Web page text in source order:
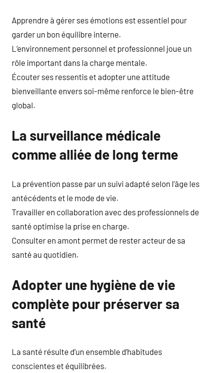
Apprendre à gérer ses émotions est essentiel pour
garder un bon équilibre interne.
L’environnement personnel et professionnel joue un
rôle important dans la charge mentale.
Écouter ses ressentis et adopter une attitude
bienveillante envers soi-même renforce le bien-être
global.
La surveillance médicale
comme alliée de long terme
La prévention passe par un suivi adapté selon l’âge les
antécédents et le mode de vie.
Travailler en collaboration avec des professionnels de
santé optimise la prise en charge.
Consulter en amont permet de rester acteur de sa
santé au quotidien.
Adopter une hygiène de vie
complète pour préserver sa
santé
La santé résulte d’un ensemble d’habitudes
conscientes et équilibrées.